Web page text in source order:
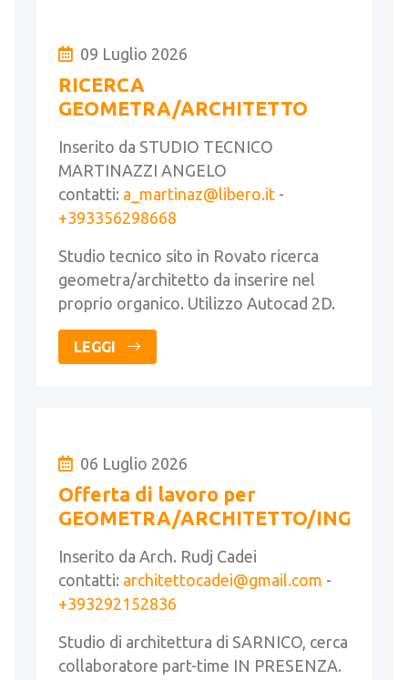
09 Luglio 2026
RICERCA
GEOMETRA/ARCHITETTO
Inserito da STUDIO TECNICO
MARTINAZZI ANGELO
contatti: a_martinaz@libero.it -
+393356298668
Studio tecnico sito in Rovato ricerca
geometra/architetto da inserire nel
proprio organico. Utilizzo Autocad 2D.
LEGGI
06 Luglio 2026
Offerta di lavoro per
GEOMETRA/ARCHITETTO/
Inserito da Arch. Rudj Cadei
contatti: architettocadei@gmail.com -
+393292152836
Studio di architettura di SARNICO, cerca
collaboratore part-time IN PRESENZA.